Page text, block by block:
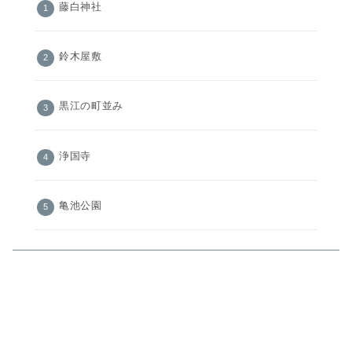
藤白神社
鈴木屋敷
黒江の町並み
浄国寺
亀池公園